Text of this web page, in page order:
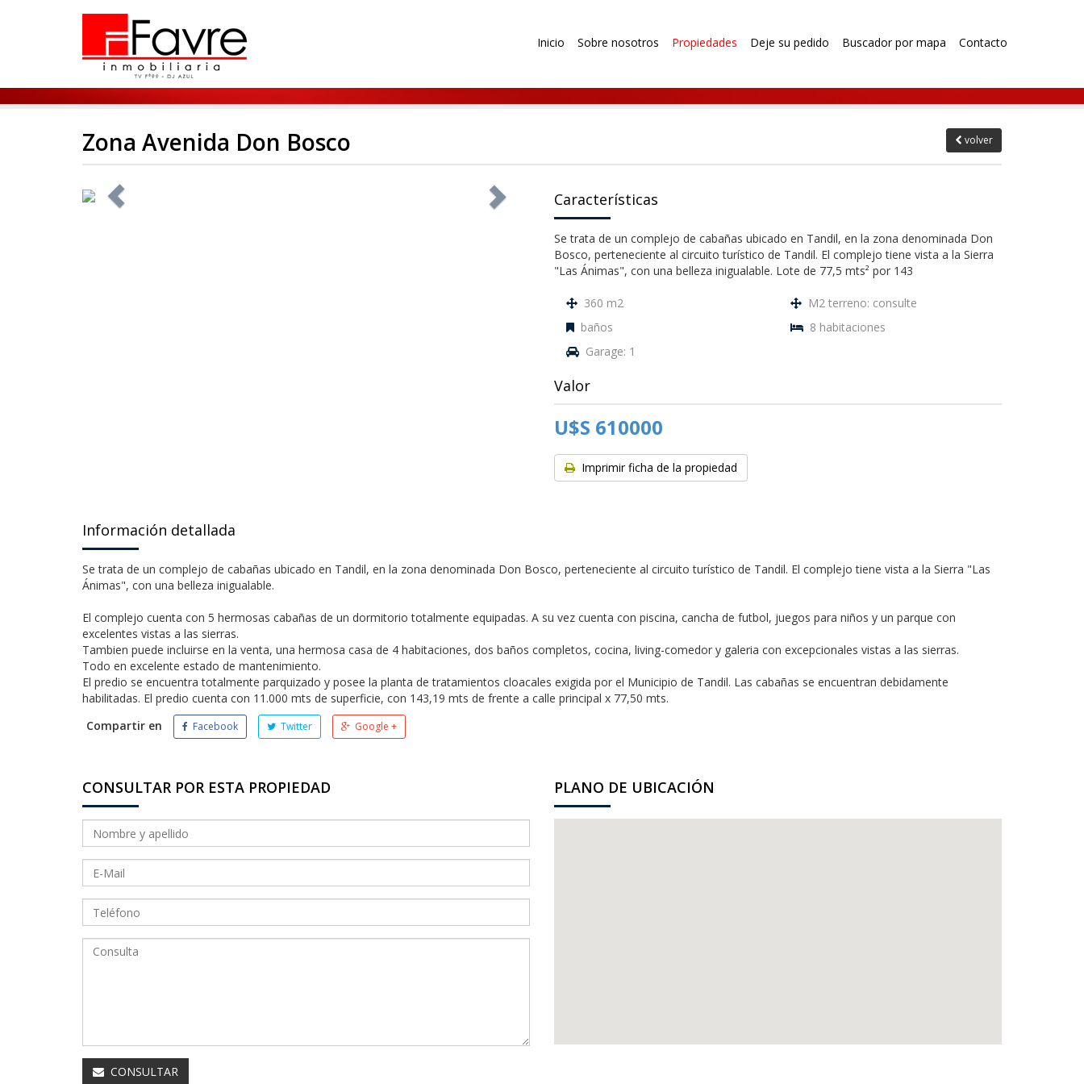
Inicio Sobre nosotros Propiedades Deje su pedido Buscador por mapa Contacto
volver
Zona Avenida Don Bosco
Características
Se trata de un complejo de cabañas ubicado en Tandil, en la zona denominada Don
Bosco, perteneciente al circuito turístico de Tandil. El complejo tiene vista a la Sierra
"Las Ánimas", con una belleza inigualable. Lote de 77,5 mts² por 143
360 m2
M2 terreno: consulte
baños
8 habitaciones
Garage: 1
Valor
U$S 610000
Imprimir ficha de la propiedad
Información detallada
Se trata de un complejo de cabañas ubicado en Tandil, en la zona denominada Don Bosco, perteneciente al circuito turístico de Tandil. El complejo tiene vista a la Sierra "Las
Ánimas", con una belleza inigualable.
El complejo cuenta con 5 hermosas cabañas de un dormitorio totalmente equipadas. A su vez cuenta con piscina, cancha de futbol, juegos para niños y un parque con
excelentes vistas a las sierras.
Tambien puede incluirse en la venta, una hermosa casa de 4 habitaciones, dos baños completos, cocina, living-comedor y galeria con excepcionales vistas a las sierras.
Todo en excelente estado de mantenimiento.
El predio se encuentra totalmente parquizado y posee la planta de tratamientos cloacales exigida por el Municipio de Tandil. Las cabañas se encuentran debidamente
habilitadas. El predio cuenta con 11.000 mts de superficie, con 143,19 mts de frente a calle principal x 77,50 mts.
Compartir en
Facebook Twitter Google +
CONSULTAR POR ESTA PROPIEDAD
CONSULTAR
PLANO DE UBICACIÓN